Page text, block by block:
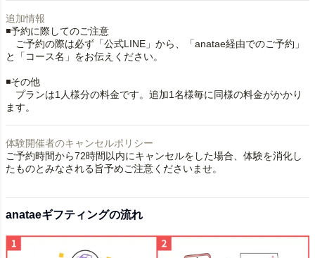
追加情報
◾️予約に際してのご注意
ご予約の際は必ず「公式LINE」から、「anatae経由でのご予約」
と「コース名」をお伝えください。
◾️その他
プランは1人様分の料金です。追加1名様毎に同様の料金がかかり
ます。
体験開催者のキャンセルポリシー
ご予約時間から72時間以内にキャンセルをした場合、体験を消化し
たものとみなされる旨予めご注意くださいませ。
anataeギフティングの流れ